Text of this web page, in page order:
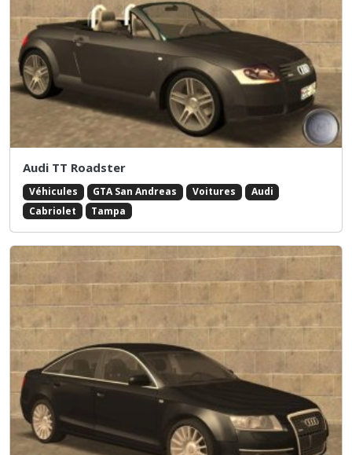
Audi TT Roadster
Véhicules GTA San Andreas Voitures
Audi
Cabriolet
Tampa